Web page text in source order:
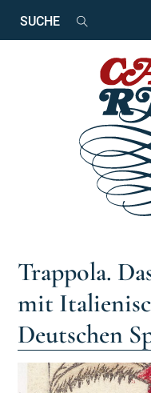
Suchbegriffe
Trappola.
mit
Deutschen